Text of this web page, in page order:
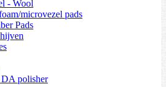
- Wool
microvezel pads
Pads
polisher